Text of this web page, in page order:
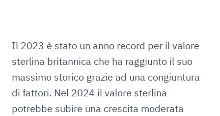
Il 2023 è stato un anno record per il valore
sterlina britannica che ha raggiunto il suo
massimo storico grazie ad una congiuntura
di fattori. Nel 2024 il valore sterlina
potrebbe subire una crescita moderata